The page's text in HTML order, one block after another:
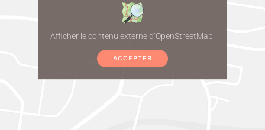
Afficher le contenu externe d’OpenStreetMap.
ACCEPTER